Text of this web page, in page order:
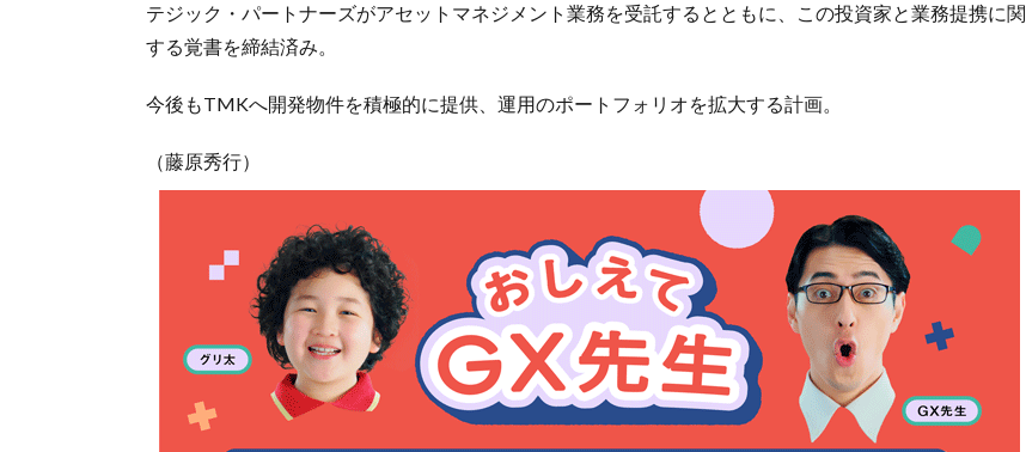
テジック・パートナーズがアセットマネジメント業務を受託するとともに、この投資家と業務提携に関
する覚書を締結済み。
今後もTMKへ開発物件を積極的に提供、運用のポートフォリオを拡大する計画。
（藤原秀行）